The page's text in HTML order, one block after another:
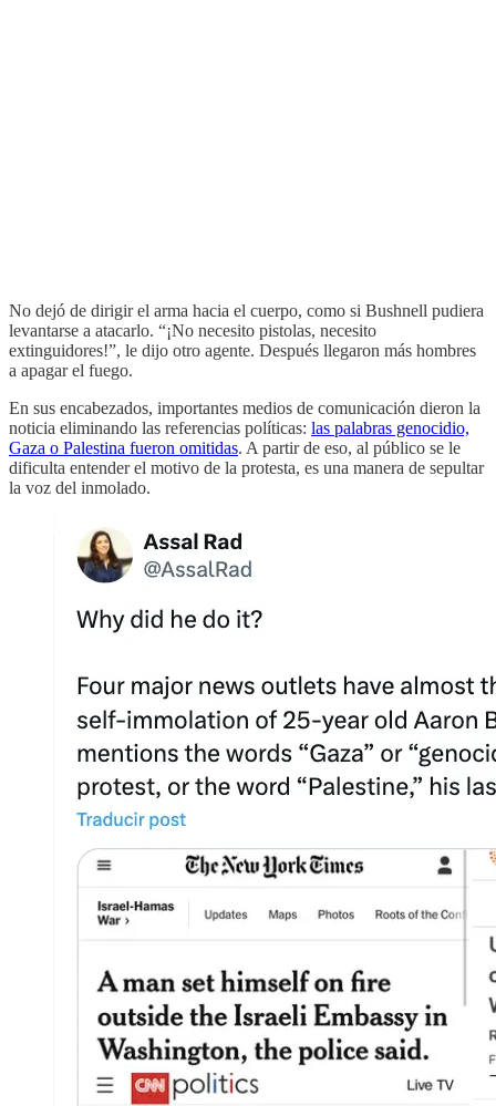
No dejó de dirigir el arma hacia el cuerpo, como si Bushnell pudiera
levantarse a atacarlo. “¡No necesito pistolas, necesito
extinguidores!”, le dijo otro agente. Después llegaron más hombres
a apagar el fuego.
En sus encabezados, importantes medios de comunicación dieron la
noticia eliminando las referencias políticas: las palabras genocidio,
Gaza o Palestina fueron omitidas. A partir de eso, al público se le
dificulta entender el motivo de la protesta, es una manera de sepultar
la voz del inmolado.